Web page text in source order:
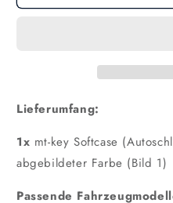
Lieferumfang:
1x mt-key Softcase
abgebildeter Farbe (Bild 1)
Passende